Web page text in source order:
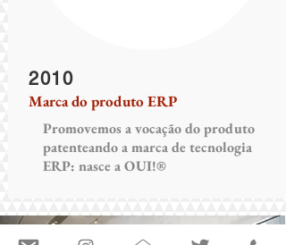
2010
Marca do produto ERP
Promovemos a vocação do produto
patenteando a marca de tecnologia
ERP: nasce a OUI!®